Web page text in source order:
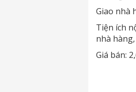
Giao nhà
Tiện ích
nhà
Giá bán: